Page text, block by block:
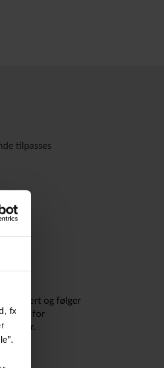
fx
tilpasses
og følger
indeks for